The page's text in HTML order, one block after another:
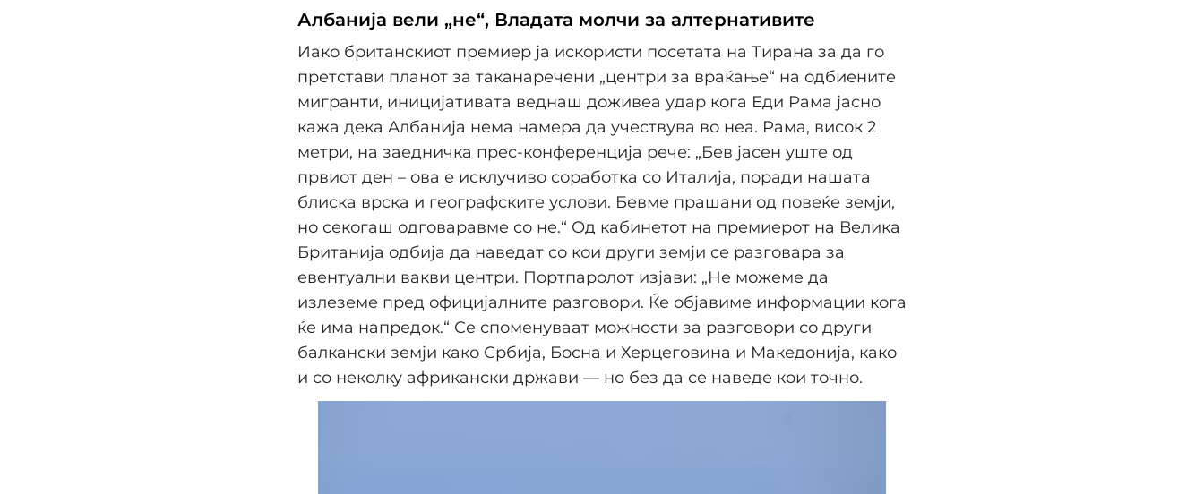
Албанија вели „не“, Владата молчи за алтернативите
Иако британскиот премиер ја искористи посетата на Тирана за да го
претстави планот за таканаречени „центри за враќање“ на одбиените
мигранти, иницијативата веднаш доживеа удар кога Еди Рама јасно
кажа дека Албанија нема намера да учествува во неа. Рама, висок 2
метри, на заедничка прес-конференција рече: „Бев јасен уште од
првиот ден – ова е исклучиво соработка со Италија, поради нашата
блиска врска и географските услови. Бевме прашани од повеќе земји,
но секогаш одговаравме со не.“ Од кабинетот на премиерот на Велика
Британија одбија да наведат со кои други земји се разговара за
евентуални вакви центри. Портпаролот изјави: „Не можеме да
излеземе пред официјалните разговори. Ќе објавиме информации кога
ќе има напредок.“ Се споменуваат можности за разговори со други
балкански земји како Србија, Босна и Херцеговина и Македонија, како
и со неколку африкански држави — но без да се наведе кои точно.